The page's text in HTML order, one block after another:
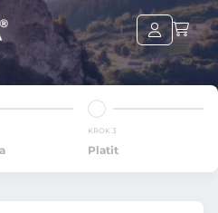
KROK 3
Platit